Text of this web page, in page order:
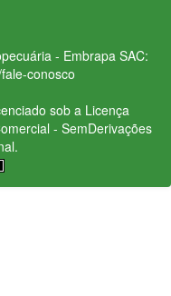
- Embrapa SAC:
conosco
sob a Licença
- SemDerivações